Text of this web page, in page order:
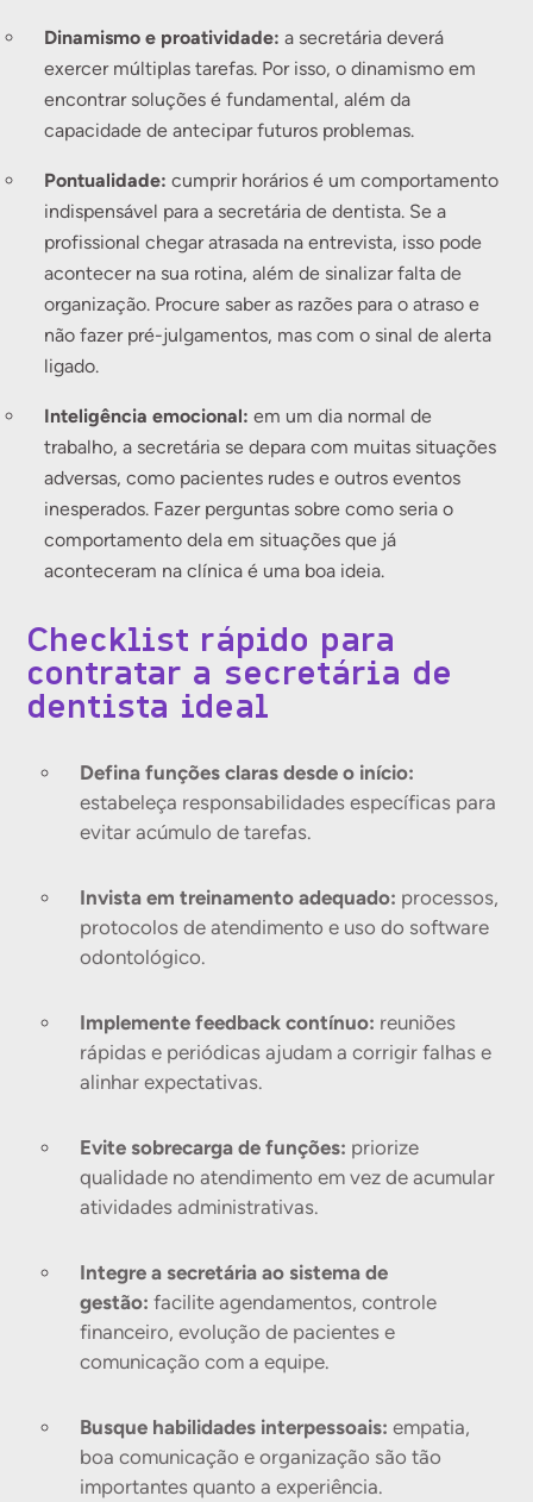
Dinamismo e proatividade: a secretária deverá
exercer múltiplas tarefas. Por isso, o dinamismo em
encontrar soluções é fundamental, além da
capacidade de antecipar futuros problemas.
Pontualidade: cumprir horários é um comportamento
indispensável para a secretária de dentista. Se a
profissional chegar atrasada na entrevista, isso pode
acontecer na sua rotina, além de sinalizar falta de
organização. Procure saber as razões para o atraso e
não fazer pré-julgamentos, mas com o sinal de alerta
ligado.
Inteligência emocional: em um dia normal de
trabalho, a secretária se depara com muitas situações
adversas, como pacientes rudes e outros eventos
inesperados. Fazer perguntas sobre como seria o
comportamento dela em situações que já
aconteceram na clínica é uma boa ideia.
Checklist rápido para
contratar a secretária de
dentista ideal
Defina funções claras desde o início:
estabeleça responsabilidades específicas para
evitar acúmulo de tarefas.
Invista em treinamento adequado: processos,
protocolos de atendimento e uso do software
odontológico.
Implemente feedback contínuo: reuniões
rápidas e periódicas ajudam a corrigir falhas e
alinhar expectativas.
Evite sobrecarga de funções: priorize
qualidade no atendimento em vez de acumular
atividades administrativas.
Integre a secretária ao sistema de
gestão: facilite agendamentos, controle
financeiro, evolução de pacientes e
comunicação com a equipe.
Busque habilidades interpessoais: empatia,
boa comunicação e organização são tão
importantes quanto a experiência.